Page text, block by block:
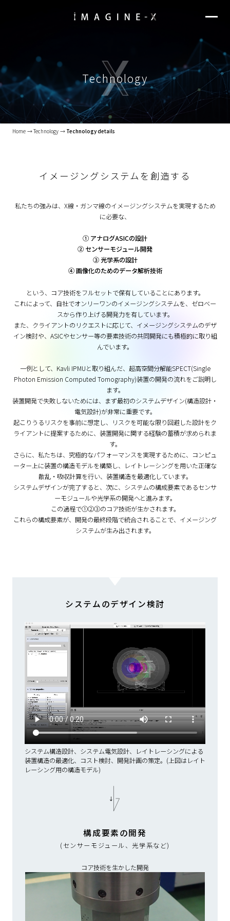
Technology
Home Technology Technology details
イメージングシステムを創造する
私たちの強みは、X線・ガンマ線のイメージングシステムを実現するため
に必要な、
① アナログASICの設計
② センサーモジュール開発
③ 光学系の設計
④ 画像化のためのデータ解析技術
という、コア技術をフルセットで保有していることにあります。
これによって、自社でオンリーワンのイメージングシステムを、ゼロベー
スから作り上げる開発力を有しています。
また、クライアントのリクエストに応じて、イメージングシステムのデザ
イン検討や、 ASICやセンサー等の要素技術の共同開発にも積極的に取り組
んでいます。
一例として、Kavli IPMUと取り組んだ、 超高空間分解能SPECT(Single
Photon Emission Computed Tomography)装置の開発の流れをご説明し
ます。
装置開発で失敗しないためには、まず最初のシステムデザイン(構造設計・
電気設計)が非常に重要です。
起こりうるリスクを事前に想定し、リスクを可能な限り回避した設計をク
ライアントに提案するために、 装置開発に関する経験の蓄積が求められま
す。
さらに、私たちは、究極的なパフォーマンスを実現するために、コンピュ
ーター上に装置の構造モデルを構築し、
レイトレーシングを用いた正確な
散乱・吸収計算を行い、装置構造を最適化しています。
システムデザインが完了すると、次に、 システムの構成要素であるセンサ
ーモジュールや光学系の開発へと進みます。
この過程で①②③のコア技術が生かされます。
これらの構成要素が、開発の最終段階で統合されることで、イメージング
システムが生み出されます。
システムのデザイン検討
システム構造設計、システム電気設計、レイトレーシングによる
装置構造の最適化、コスト検討、開発計画の策定。(上図はレイト
レーシング用の構造モデル)
構成要素の開発
(センサーモジュール、光学系など)
コア技術を生かした開発